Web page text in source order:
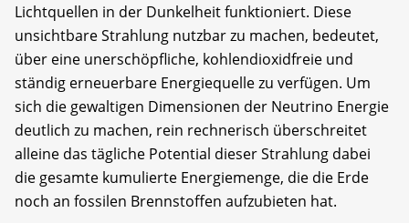
Lichtquellen in der Dunkelheit funktioniert. Diese
unsichtbare Strahlung nutzbar zu machen, bedeutet,
über eine unerschöpfliche, kohlendioxidfreie und
ständig erneuerbare Energiequelle zu verfügen. Um
sich die gewaltigen Dimensionen der Neutrino Energie
deutlich zu machen, rein rechnerisch überschreitet
alleine das tägliche Potential dieser Strahlung dabei
die gesamte kumulierte Energiemenge, die die Erde
noch an fossilen Brennstoffen aufzubieten hat.